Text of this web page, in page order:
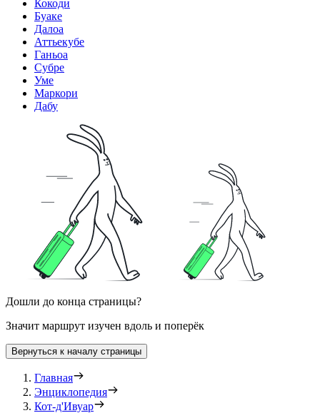
Кокоди
Буаке
Далоа
Аттьекубе
Ганьоа
Субре
Уме
Маркори
Дабу
Дошли до конца страницы?
Значит маршрут изучен вдоль и поперёк
Вернуться к началу страницы
Главная
Энциклопедия
Кот-д'Ивуар